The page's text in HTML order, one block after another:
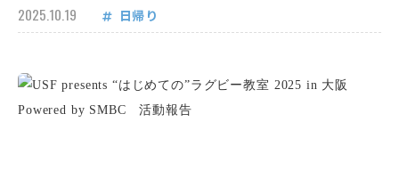
2025.10.19 日帰り